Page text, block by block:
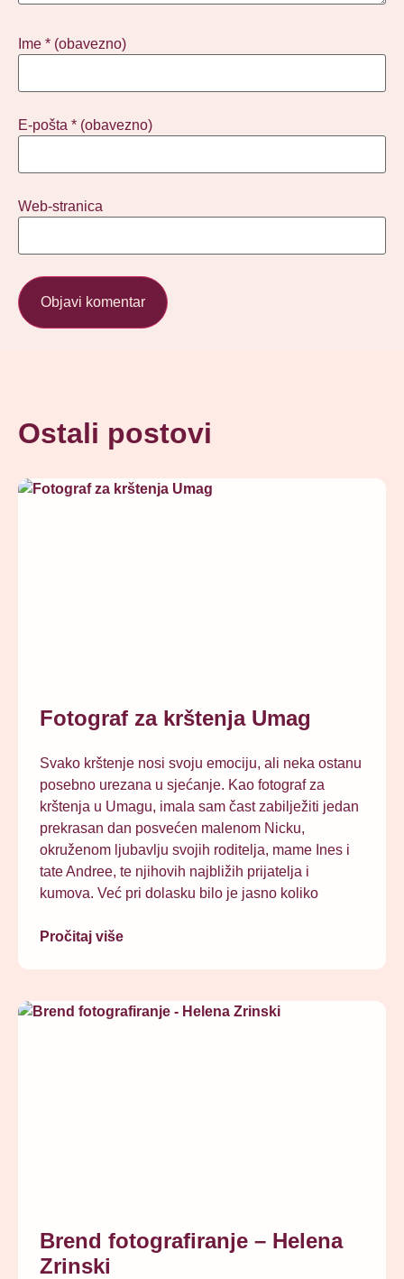
Ime * (obavezno)
E-pošta * (obavezno)
Web-stranica
Ostali postovi
Fotograf za krštenja Umag
Svako krštenje nosi svoju emociju, ali neka ostanu
posebno urezana u sjećanje. Kao fotograf za
krštenja u Umagu, imala sam čast zabilježiti jedan
prekrasan dan posvećen malenom Nicku,
okruženom ljubavlju svojih roditelja, mame Ines i
tate Andree, te njihovih najbližih prijatelja i
kumova. Već pri dolasku bilo je jasno koliko
Pročitaj više
Brend fotografiranje – Helena
Zrinski